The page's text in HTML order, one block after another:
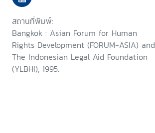
สถานที่พิมพ์:
Bangkok : Asian Forum for Human
Rights Development (FORUM-ASIA) and
The Indonesian Legal Aid Foundation
(YLBHI), 1995.